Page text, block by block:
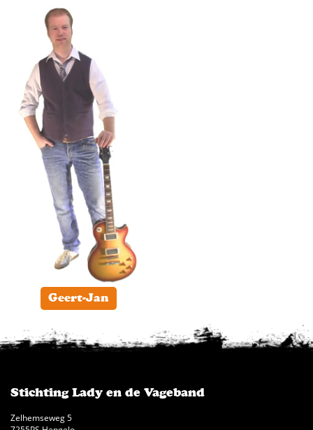
Geert-Jan
Stichting Lady en de Vageband
Zelhemseweg 5